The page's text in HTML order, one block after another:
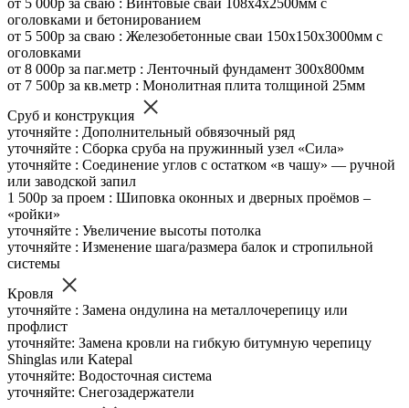
от 5 000р за сваю : Винтовые сваи 108х4х2500мм с
оголовками и бетонированием
от 5 500р за сваю : Железобетонные сваи 150х150х3000мм с
оголовками
от 8 000р за паг.метр : Ленточный фундамент 300х800мм
от 7 500р за кв.метр : Монолитная плита толщиной 25мм
Сруб и конструкция
уточняйте : Дополнительный обвязочный ряд
уточняйте : Сборка сруба на пружинный узел «Сила»
уточняйте : Соединение углов с остатком «в чашу» — ручной
или заводской запил
1 500р за проем : Шиповка оконных и дверных проёмов –
«ройки»
уточняйте : Увеличение высоты потолка
уточняйте : Изменение шага/размера балок и стропильной
системы
Кровля
уточняйте : Замена ондулина на металлочерепицу или
профлист
уточняйте: Замена кровли на гибкую битумную черепицу
Shinglas или Katepal
уточняйте: Водосточная система
уточняйте: Снегозадержатели